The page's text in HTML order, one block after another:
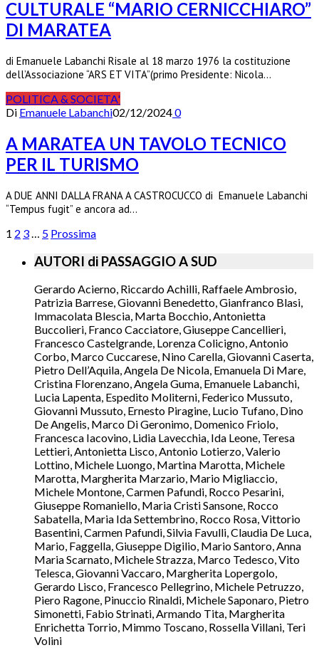
CULTURALE “MARIO CERNICCHIARO”
DI MARATEA
di Emanuele Labanchi Risale al 18 marzo 1976 la costituzione
dell’Associazione “ARS ET VITA”(primo Presidente: Nicola…
POLITICA & SOCIETA'
Di Emanuele Labanchi02/12/20240
A MARATEA UN TAVOLO TECNICO
PER IL TURISMO
A DUE ANNI DALLA FRANA A CASTROCUCCO di Emanuele Labanchi
“Tempus fugit” e ancora ad…
1 2 3… 5 Prossima
AUTORI di PASSAGGIO A SUD
Gerardo Acierno, Riccardo Achilli, Raffaele Ambrosio,
Patrizia Barrese, Giovanni Benedetto, Gianfranco Blasi,
Immacolata Blescia, Marta Bocchio, Antonietta
Buccolieri, Franco Cacciatore, Giuseppe Cancellieri,
Francesco Castelgrande, Lorenza Colicigno, Antonio
Corbo, Marco Cuccarese, Nino Carella, Giovanni Caserta,
Pietro Dell’Aquila, Angela De Nicola, Emanuela Di Mare,
Cristina Florenzano, Angela Guma, Emanuele Labanchi,
Lucia Lapenta, Espedito Moliterni, Federico Mussuto,
Giovanni Mussuto, Ernesto Piragine, Lucio Tufano, Dino
De Angelis, Marco Di Geronimo, Domenico Friolo,
Francesca Iacovino, Lidia Lavecchia, Ida Leone, Teresa
Lettieri, Antonietta Lisco, Antonio Lotierzo, Valerio
Lottino, Michele Luongo, Martina Marotta, Michele
Marotta, Margherita Marzario, Mario Migliaccio,
Michele Montone, Carmen Pafundi, Rocco Pesarini,
Giuseppe Romaniello, Maria Cristi Sansone, Rocco
Sabatella, Maria Ida Settembrino, Rocco Rosa, Vittorio
Basentini, Carmen Pafundi, Silvia Favulli, Claudia De Luca,
Mario, Faggella, Giuseppe Digilio, Mario Santoro, Anna
Maria Scarnato, Michele Strazza, Marco Tedesco, Vito
Telesca, Giovanni Vaccaro, Margherita Lopergolo,
Gerardo Lisco, Francesco Pellegrino, Michele Petruzzo,
Piero Ragone, Pinuccio Rinaldi, Michele Saponaro, Pietro
Simonetti, Fabio Strinati, Armando Tita, Margherita
Enrichetta Torrio, Mimmo Toscano, Rossella Villani, Teri
Volini